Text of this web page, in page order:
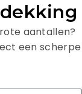
aantallen?
een scherpe